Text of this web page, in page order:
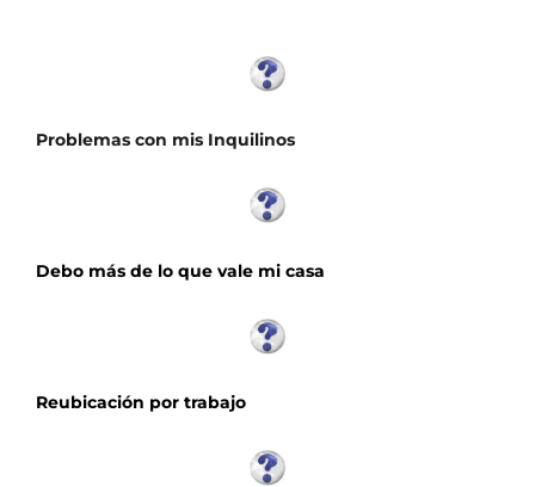
Problemas con mis Inquilinos
Debo más de lo que vale mi casa
Reubicación por trabajo